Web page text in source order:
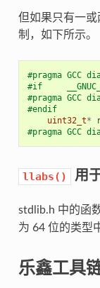
但如果只有一
制，如下所示。
#pragma GCC
#if
#pragma GCC
#endif
uint32_t*
#pragma GCC
llabs() 用
stdlib.h 中的函
为 64 位的类型
乐鑫工具